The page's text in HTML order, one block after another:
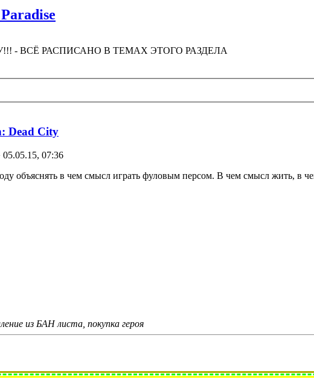
- ВСЁ РАСПИСАНО В ТЕМАХ ЭТОГО РАЗДЕЛА
Dead City
05.05.15, 07:36
объяснять в чем смысл играть фуловым персом. В чем смысл жить, в
из БАН листа, покупка героя